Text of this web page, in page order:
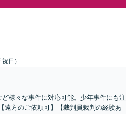
日）
様々な事件に対応可能。少年事件にも注
遠方のご依頼可】【裁判員裁判の経験あ